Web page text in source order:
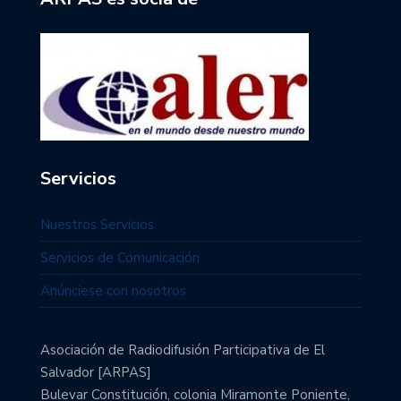
Servicios
Nuestros Servicios
Servicios de Comunicación
Anúnciese con nosotros
Asociación de Radiodifusión Participativa de El
Salvador [ARPAS]
Bulevar Constitución, colonia Miramonte Poniente,